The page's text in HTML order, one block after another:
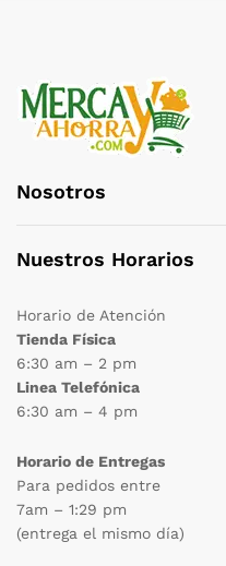
Nosotros
Nuestros Horarios
Horario de Atención
Tienda Física
6:30 am – 2 pm
Linea Telefónica
6:30 am – 4 pm
Horario de Entregas
Para pedidos entre
7am – 1:29 pm
(entrega el mismo día)